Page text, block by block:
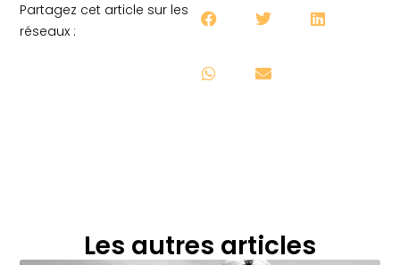
Partagez cet article sur les
réseaux :
Les autres articles